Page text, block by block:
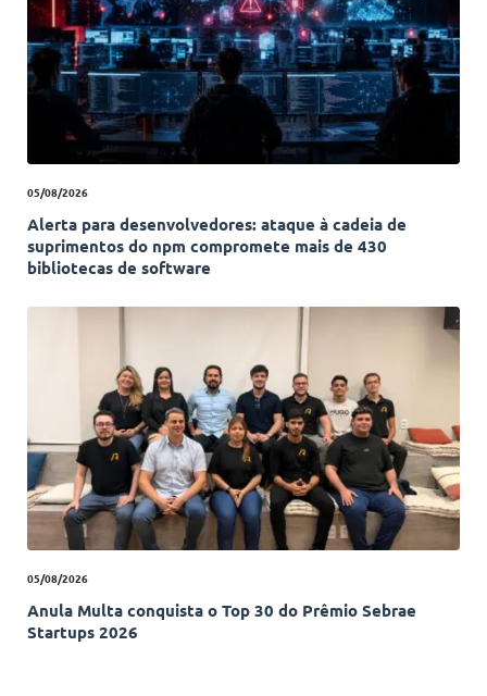
05/08/2026
Alerta para desenvolvedores: ataque à cadeia de
suprimentos do npm compromete mais de 430
bibliotecas de software
05/08/2026
Anula Multa conquista o Top 30 do Prêmio Sebrae
Startups 2026